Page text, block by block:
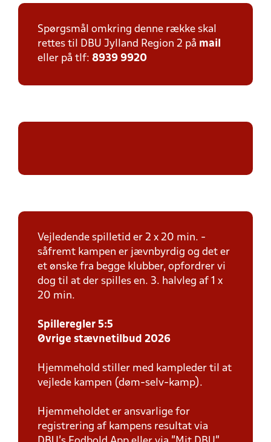
Spørgsmål omkring denne række skal
rettes til DBU Jylland Region 2 på mail
eller på tlf: 8939 9920
Vejledende spilletid er 2 x 20 min. -
såfremt kampen er jævnbyrdig og det er
et ønske fra begge klubber, opfordrer vi
dog til at der spilles en. 3. halvleg af 1 x
20 min.
Spilleregler 5:5
Øvrige stævnetilbud 2026
Hjemmehold stiller med kampleder til at
vejlede kampen (døm-selv-kamp).
Hjemmeholdet er ansvarlige for
registrering af kampens resultat via